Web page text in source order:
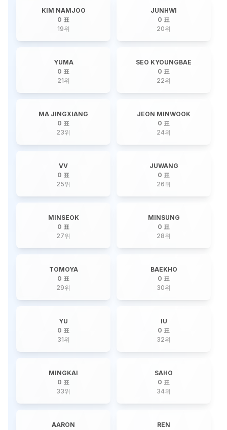
KIM NAMJOO
0 표
19위
JUNHWI
0 표
20위
YUMA
0 표
21위
SEO KYOUNGBAE
0 표
22위
MA JINGXIANG
0 표
23위
JEON MINWOOK
0 표
24위
VV
0 표
25위
JUWANG
0 표
26위
MINSEOK
0 표
27위
MINSUNG
0 표
28위
TOMOYA
0 표
29위
BAEKHO
0 표
30위
YU
0 표
31위
IU
0 표
32위
MINGKAI
0 표
33위
SAHO
0 표
34위
AARON
REN